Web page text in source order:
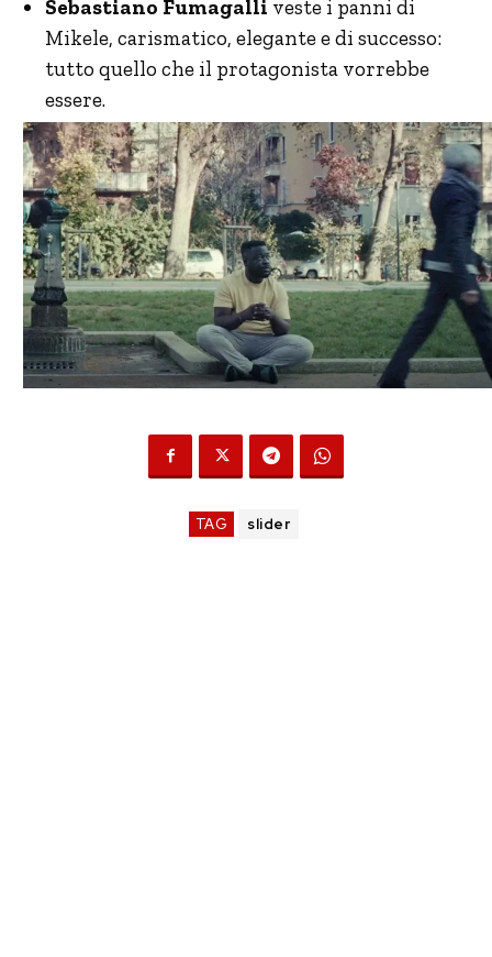
Sebastiano Fumagalli veste i panni di
Mikele, carismatico, elegante e di successo:
tutto quello che il protagonista vorrebbe
essere.
TAG slider